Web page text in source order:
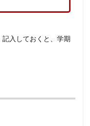
入しておくと、学期